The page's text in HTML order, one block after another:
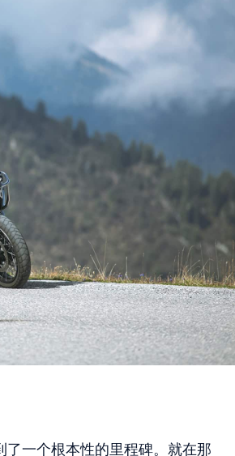
了一个根本性的里程碑。就在那